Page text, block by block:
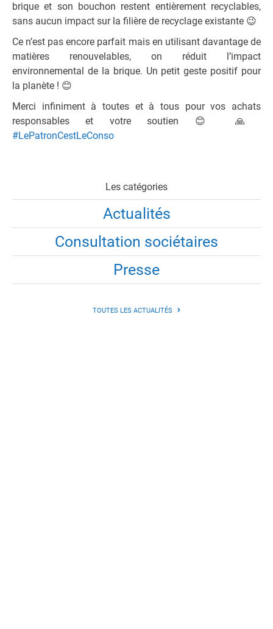
brique et son bouchon restent entièrement recyclables,
sans aucun impact sur la filière de recyclage existante 😉
Ce n’est pas encore parfait mais en utilisant davantage de
matières renouvelables, on réduit l’impact
environnemental de la brique. Un petit geste positif pour
la planète ! 😊
Merci infiniment à toutes et à tous pour vos achats
responsables et votre soutien 😊
🙏
#LePatronCestLeConso
Les catégories
Actualités
Consultation sociétaires
Presse
TOUTES LES ACTUALITÉS